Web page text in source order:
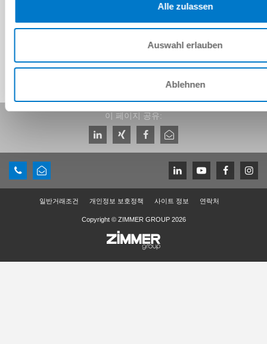
Alle zulassen
Auswahl erlauben
Ablehnen
이 페이지 공유:
일반거래조건 개인정보 보호정책 사이트 정보 연락처
Copyright © ZIMMER GROUP 2026